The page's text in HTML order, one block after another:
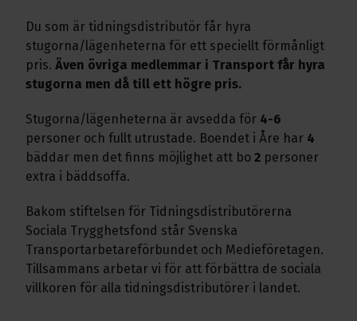
Du som är tidningsdistributör får hyra
stugorna/lägenheterna för ett speciellt förmånligt
pris. Även övriga medlemmar i Transport får hyra
stugorna men då till ett högre pris.
Stugorna/lägenheterna är avsedda för 4-6
personer och fullt utrustade. Boendet i Åre har 4
bäddar men det finns möjlighet att bo 2 personer
extra i bäddsoffa.
Bakom stiftelsen för Tidningsdistributörerna
Sociala Trygghetsfond står Svenska
Transportarbetareförbundet och Medieföretagen.
Tillsammans arbetar vi för att förbättra de sociala
villkoren för alla tidningsdistributörer i landet.